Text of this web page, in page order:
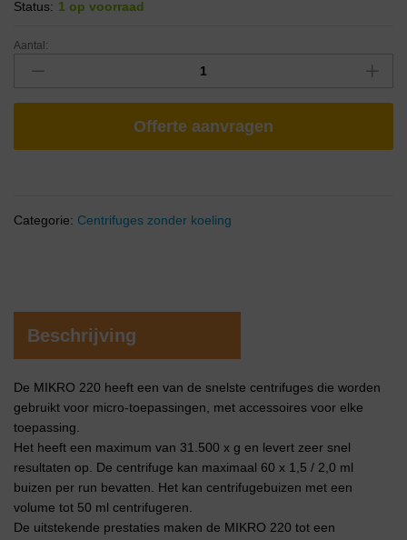
Status: 1 op voorraad
Aantal:
Offerte aanvragen
Categorie: Centrifuges zonder koeling
Beschrijving
De MIKRO 220 heeft een van de snelste centrifuges die worden
gebruikt voor micro-toepassingen, met accessoires voor elke
toepassing.
Het heeft een maximum van 31.500 x g en levert zeer snel
resultaten op. De centrifuge kan maximaal 60 x 1,5 / 2,0 ml
buizen per run bevatten. Het kan centrifugebuizen met een
volume tot 50 ml centrifugeren.
De uitstekende prestaties maken de MIKRO 220 tot een